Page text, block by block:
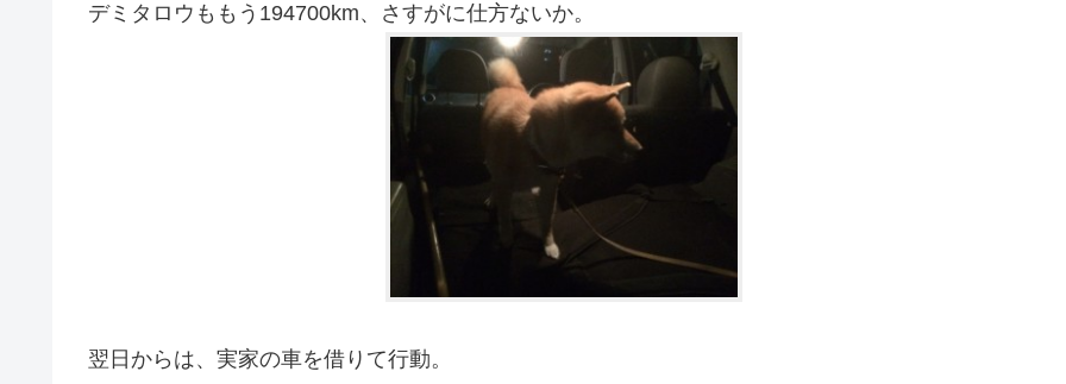
デミタロウももう194700km、さすがに仕方ないか。
翌日からは、実家の車を借りて行動。